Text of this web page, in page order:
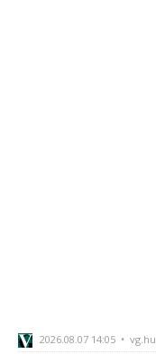
2026.08.07 14:05 • vg.hu